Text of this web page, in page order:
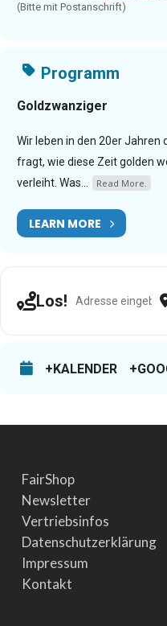
(Bitte mit Postanschrift)
Programm
Goldzwanziger
Wir leben in den 20er Jahren
fragt, wie diese Zeit golden
verleiht. Was...
Read More.
LEARN MORE
Los! Address -
+KALENDER
FairShop
Newsletter
Vertriebsinfos
Datenschutzerklärung
Impressum
Kontakt